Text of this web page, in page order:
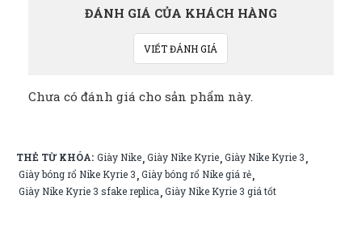
ĐÁNH GIÁ CỦA KHÁCH HÀNG
VIẾT ĐÁNH GIÁ
Chưa có đánh giá cho sản phẩm này.
THẺ TỪ KHÓA: Giày Nike,Giày Nike Kyrie,Giày Nike Kyrie 3,
Giày bóng rổ Nike Kyrie 3,Giày bóng rổ Nike giá rẻ,
Giày Nike Kyrie 3 sfake replica,Giày Nike Kyrie 3 giá tốt